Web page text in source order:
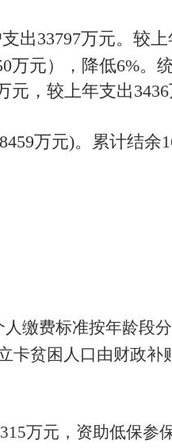
出33797万元。较
万元），降低6%。
元，较上年支出
万元)。累计结余
人缴费标准按年龄段
卡贫困人口由财政补
万元，资助低保参